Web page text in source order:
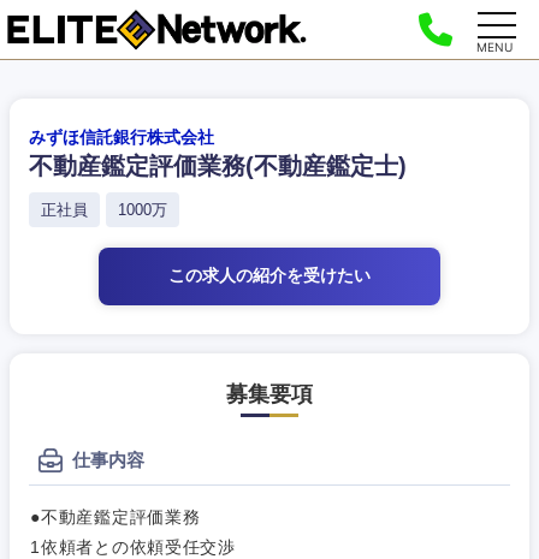
MENU
みずほ信託銀行株式会社
不動産鑑定評価業務(不動産鑑定士)
正社員 1000万
この求人の紹介を受けたい
募集要項
仕事内容
●不動産鑑定評価業務
1依頼者との依頼受任交渉